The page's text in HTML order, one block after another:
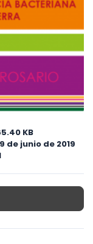
KB
de junio de 2019